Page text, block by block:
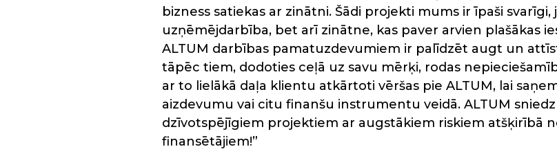
bizness satiekas ar zinātni. Šādi projekti mums ir īpaši
uzņēmējdarbība, bet arī zinātne, kas paver arvien plašākas
ALTUM darbības pamatuzdevumiem ir palīdzēt augt un
tāpēc tiem, dodoties ceļā uz savu mērķi, rodas
ar to lielākā daļa klientu atkārtoti vēršas pie ALTUM, lai
aizdevumu vai citu finanšu instrumentu veidā. ALTUM
dzīvotspējīgiem projektiem ar augstākiem riskiem atšķirībā
finansētājiem!”